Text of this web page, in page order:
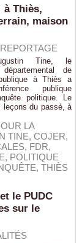
à Thiès,
maison
Tine, le
de
à Thiès a
publique
politique. Le
leçons du passé, à
LA
TINE, COJER,
, FDR,
, POLITIQUE
, THIÈS
le PUDC
sur le